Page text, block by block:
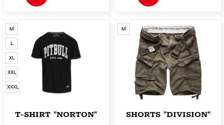
M
L
XL
XXL
XXXL
T-SHIRT "NORTON"
M
SHORTS "DIVISION"